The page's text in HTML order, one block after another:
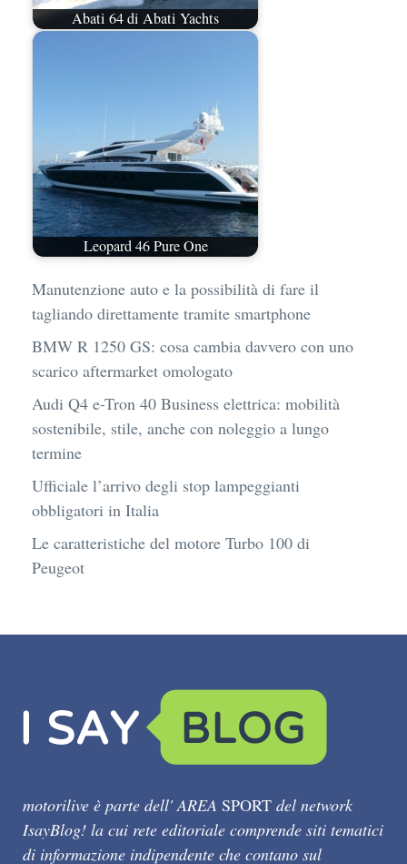
Abati 64 di Abati Yachts
Leopard 46 Pure One
Manutenzione auto e la possibilità di fare il
tagliando direttamente tramite smartphone
BMW R 1250 GS: cosa cambia davvero con uno
scarico aftermarket omologato
Audi Q4 e-Tron 40 Business elettrica: mobilità
sostenibile, stile, anche con noleggio a lungo
termine
Ufficiale l’arrivo degli stop lampeggianti
obbligatori in Italia
Le caratteristiche del motore Turbo 100 di
Peugeot
motorilive è parte dell' AREA SPORT del network
IsayBlog! la cui rete editoriale comprende siti tematici
di informazione indipendente che contano sul